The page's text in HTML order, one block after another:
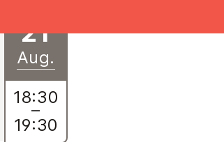
21
Aug.
18:30
–
19:30